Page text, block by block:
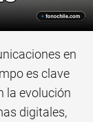
en
es clave
la evolución
digitales,